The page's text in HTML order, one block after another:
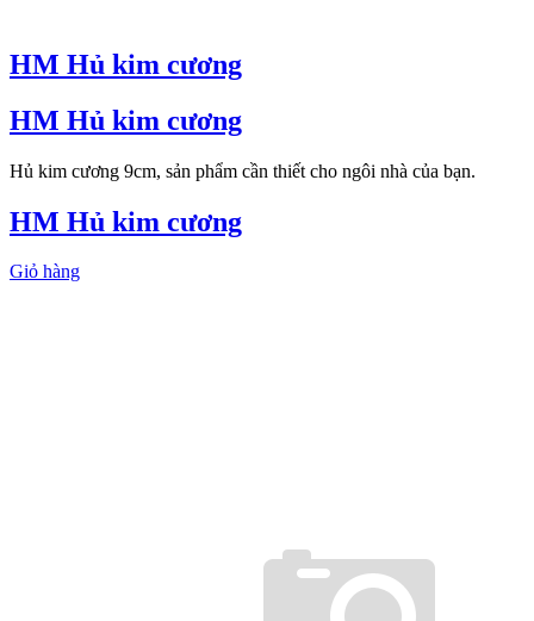
HM Hủ kim cương
HM Hủ kim cương
Hủ kim cương 9cm, sản phẩm cần thiết cho ngôi nhà của bạn.
HM Hủ kim cương
Giỏ hàng